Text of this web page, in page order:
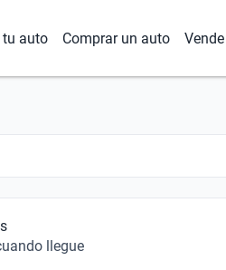
auto Comprar un auto
llegue